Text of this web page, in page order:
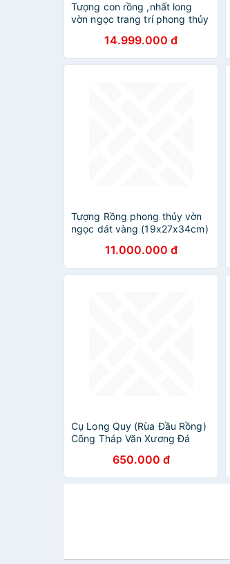
Tượng con rồng ,nhất long
vờn ngọc trang trí phong thủy
siêu đẹp đục kỹ kt cao 120
_(105)×50×15cm
14.999.000 đ
Tượng Rồng phong thủy vờn
ngọc dát vàng (19x27x34cm)
hãng, trang trí nhà cửa,
phòng làm việc, quà tặng sếp,
đối tác, khách hàng, tân gia,
11.000.000 đ
Cụ Long Quy (Rùa Đầu Rồng)
Cõng Tháp Văn Xương Đá
650.000 đ